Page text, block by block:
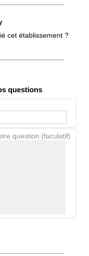
cet établissement ?
questions
question (faculatif)